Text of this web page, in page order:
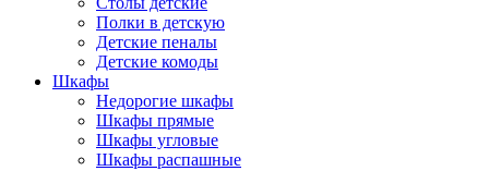
Полки в детскую
Детские пеналы
Детские комоды
Шкафы
Недорогие шкафы
Шкафы прямые
Шкафы угловые
Шкафы распашные